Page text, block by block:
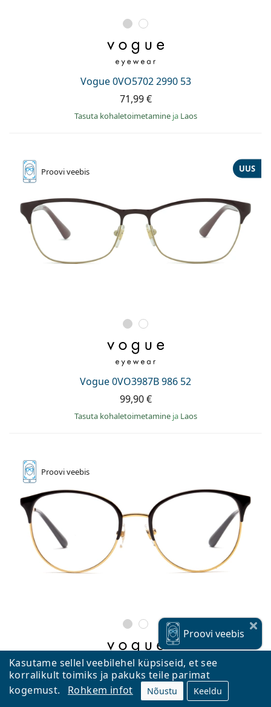
Kasutame sellel veebilehel küpsiseid, et see
korralikult toimiks ja pakuks teile parimat
kogemust.
Rohkem infot Nõustu Keeldu
Vogue 0VO5702 2990 53
71,99 €
Tasuta kohaletoimetamine ja Laos
Prooviveebis
Vogue 0VO3987B 986 52
UUS
99,90 €
Tasuta kohaletoimetamine ja Laos
Prooviveebis
Vogue 0VO4108 280
117,90 €
Proovi veebis